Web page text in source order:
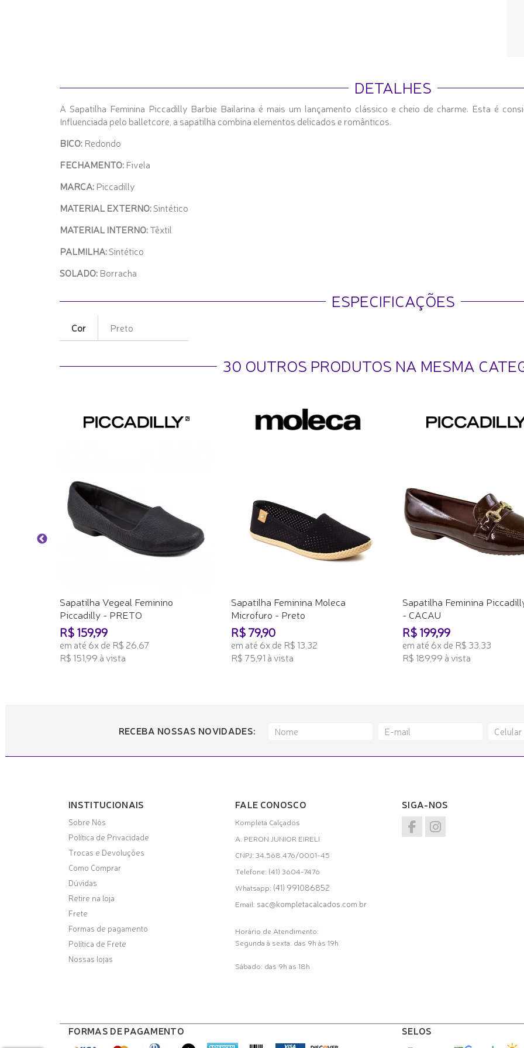
DETALHES
A Sapatilha Feminina Piccadilly Barbie Bailarina é mais um lançamento clássico e cheio de charme. Esta é
Influenciada pelo balletcore, a sapatilha combina elementos delicados e românticos.
BICO: Redondo
FECHAMENTO: Fivela
MARCA: Piccadilly
MATERIAL EXTERNO:Sintético
MATERIAL INTERNO:Têxtil
PALMILHA:Sintético
SOLADO: Borracha
ESPECIFICAÇÕES
Cor Preto
30 OUTROS PRODUTOS NA MESMA
Sapatilha Vegeal Feminino
Piccadilly - PRETO
R$ 159,99
em até 6x de R$ 26,67
R$ 151,99 à vista
Sapatilha Feminina Moleca
Microfuro - Preto
R$ 79,90
em até 6x de R$ 13,32
R$ 75,91 à vista
Sapatilha Feminina
- CACAU
R$ 199,99
em até 6x de R$ 33,33
R$ 189,99 à vista
RECEBA NOSSAS NOVIDADES:
INSTITUCIONAIS
Sobre Nós
Política de Privacidade
Trocas e Devoluções
Como Comprar
Dúvidas
Retire na loja
Frete
Formas de pagamento
Política de Frete
Nossas lojas
FALE CONOSCO
Kompleta Calçados
A. PERON JUNIOR EIRELI
CNPJ: 34.568.476/0001-45
Telefone: (41) 3604-7476
Whatsapp: (41) 991086852
Email: sac@kompletacalcados.com.br
Horário de Atendimento:
Segunda à sexta: das 9h às 19h
Sábado: das 9h as 18h
SIGA-NOS
FORMAS DE PAGAMENTO SELOS